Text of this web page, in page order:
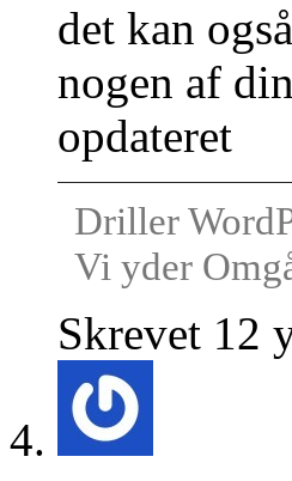
det kan
nogen af
opdateret
Driller
Vi yder
Skrevet 12